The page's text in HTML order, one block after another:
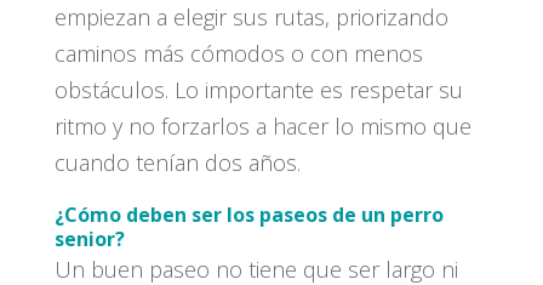
empiezan a elegir sus rutas, priorizando
caminos más cómodos o con menos
obstáculos. Lo importante es respetar su
ritmo y no forzarlos a hacer lo mismo que
cuando tenían dos años.
¿Cómo deben ser los paseos de un perro
senior?
Un buen paseo no tiene que ser largo ni